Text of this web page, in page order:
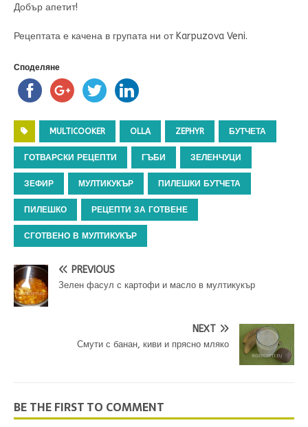
Добър апетит!
Рецептата е качена в групата ни от Karpuzova Veni.
Споделяне
MULTICOOKER OLLA ZEPHYR БУТЧЕТА
ГОТВАРСКИ РЕЦЕПТИ ГЪБИ ЗЕЛЕНЧУЦИ
ЗЕФИР МУЛТИКУКЪР ПИЛЕШКИ БУТЧЕТА
ПИЛЕШКО РЕЦЕПТИ ЗА ГОТВЕНЕ
СГОТВЕНО В МУЛТИКУКЪР
PREVIOUS
Зелен фасул с картофи и масло в мултикукър
NEXT
Смути с банан, киви и прясно мляко
BE THE FIRST TO COMMENT